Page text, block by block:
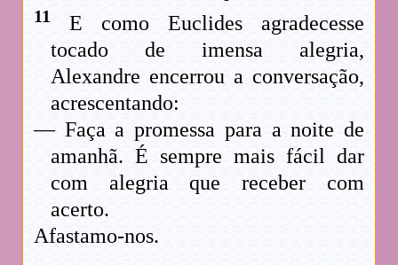
11
E como Euclides agradecesse
tocado de imensa alegria,
Alexandre encerrou a conversação,
acrescentando:
— Faça a promessa para a noite de
amanhã. É sempre mais fácil dar
com alegria que receber com
acerto.
Afastamo-nos.